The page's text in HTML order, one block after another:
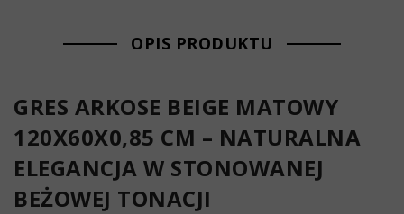
OPIS PRODUKTU
GRES ARKOSE BEIGE MATOWY
120X60X0,85 CM – NATURALNA
ELEGANCJA W STONOWANEJ
BEŻOWEJ TONACJI